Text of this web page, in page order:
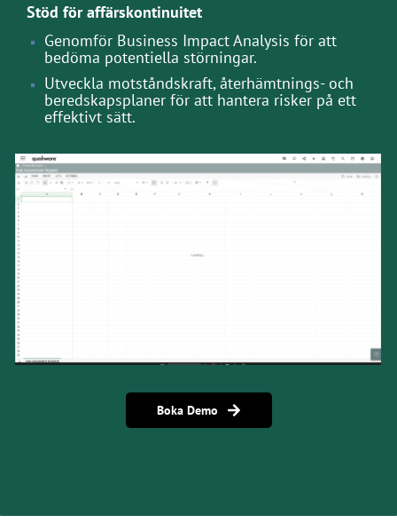
Stöd för affärskontinuitet
Genomför Business Impact Analysis för att
bedöma potentiella störningar.
Utveckla motståndskraft, återhämtnings- och
beredskapsplaner för att hantera risker på ett
effektivt sätt.
Boka Demo